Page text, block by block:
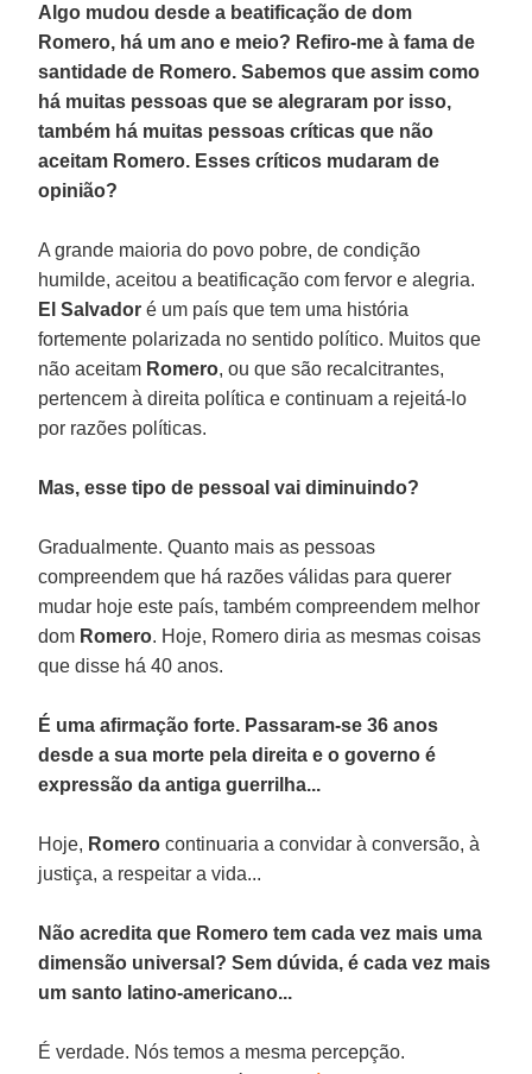
Algo mudou desde a beatificação de dom
Romero, há um ano e meio? Refiro-me à fama de
santidade de Romero. Sabemos que assim como
há muitas pessoas que se alegraram por isso,
também há muitas pessoas críticas que não
aceitam Romero. Esses críticos mudaram de
opinião?
A grande maioria do povo pobre, de condição
humilde, aceitou a beatificação com fervor e alegria.
El Salvador é um país que tem uma história
fortemente polarizada no sentido político. Muitos que
não aceitam Romero, ou que são recalcitrantes,
pertencem à direita política e continuam a rejeitá-lo
por razões políticas.
Mas, esse tipo de pessoal vai diminuindo?
Gradualmente. Quanto mais as pessoas
compreendem que há razões válidas para querer
mudar hoje este país, também compreendem melhor
dom Romero. Hoje, Romero diria as mesmas coisas
que disse há 40 anos.
É uma afirmação forte. Passaram-se 36 anos
desde a sua morte pela direita e o governo é
expressão da antiga guerrilha...
Hoje, Romero continuaria a convidar à conversão, à
justiça, a respeitar a vida...
Não acredita que Romero tem cada vez mais uma
dimensão universal? Sem dúvida, é cada vez mais
um santo latino-americano...
É verdade. Nós temos a mesma percepção.